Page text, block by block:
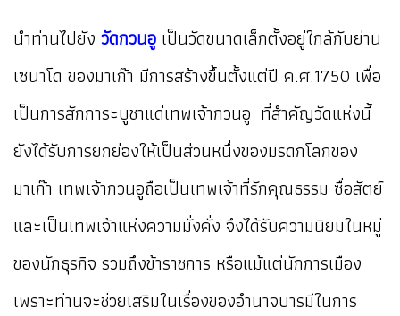
นำท่านไปยัง วัดกวนอู เป็นวัดขนาดเล็กตั้งอยู่ใกล้กับย่าน
เซนาโด ของมาเก๊า มีการสร้างขึ้นตั้งแต่ปี ค.ศ.1750 เพื่อ
เป็นการสักการะบูชาแด่เทพเจ้ากวนอู ที่สำคัญวัดแห่งนี้
ยังได้รับการยกย่องให้เป็นส่วนหนึ่งของมรดกโลกของ
มาเก๊า เทพเจ้ากวนอูถือเป็นเทพเจ้าที่รักคุณธรรม ซื่อสัตย์
และเป็นเทพเจ้าแห่งความมั่งคั่ง จึงได้รับความนิยมในหมู่
ของนักธุรกิจ รวมถึงข้าราชการ หรือแม้แต่นักการเมือง
เพราะท่านจะช่วยเสริมในเรื่องของอำนาจบารมีในการ